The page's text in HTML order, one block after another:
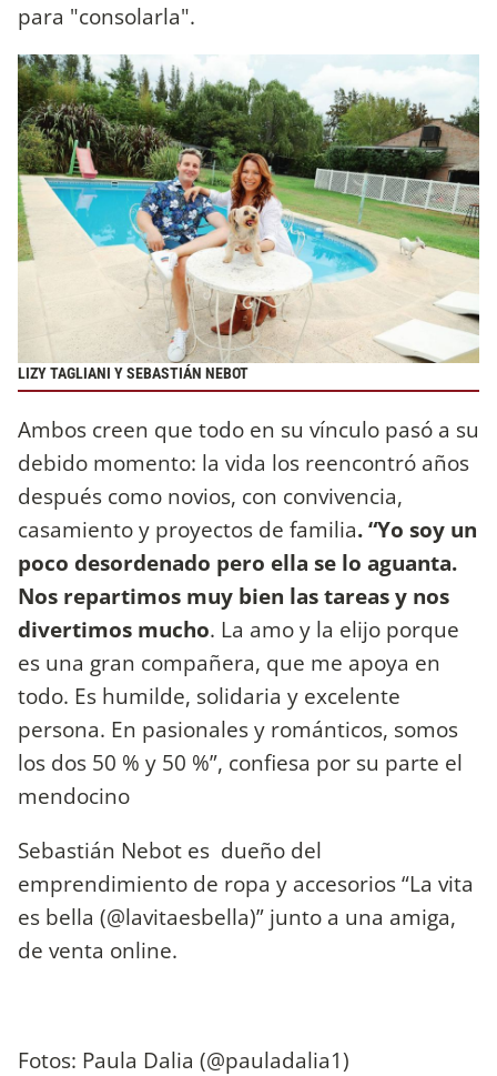
para "consolarla".
LIZY TAGLIANI Y SEBASTIÁN NEBOT
Ambos creen que todo en su vínculo pasó a su
debido momento: la vida los reencontró años
después como novios, con convivencia,
casamiento y proyectos de familia. “Yo soy un
poco desordenado pero ella se lo aguanta.
Nos repartimos muy bien las tareas y nos
divertimos mucho. La amo y la elijo porque
es una gran compañera, que me apoya en
todo. Es humilde, solidaria y excelente
persona. En pasionales y románticos, somos
los dos 50 % y 50 %”, confiesa por su parte el
mendocino
Sebastián Nebot es dueño del
emprendimiento de ropa y accesorios “La vita
es bella (@lavitaesbella)” junto a una amiga,
de venta online.
Fotos: Paula Dalia (@pauladalia1)